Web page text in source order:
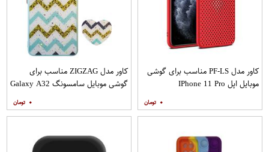
کاور مدل PF-LS مناسب برای گوشی
موبایل اپل IPhone 11 Pro
۰
کاور مدل ZIGZAG مناسب برای
گوشی موبایل سامسونگ Galaxy A32
۰